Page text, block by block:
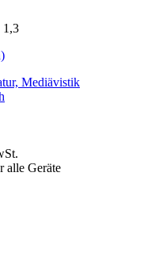
1,3
Mediävistik
alle Geräte